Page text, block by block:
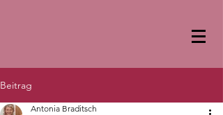
Beitrag
Antonia Braditsch